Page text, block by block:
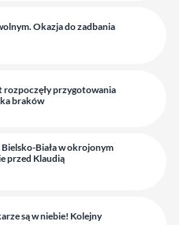
Okazja do zadbania
rozpoczęły przygotowania
braków
Biała w okrojonym
przed Klaudią
są w niebie! Kolejny